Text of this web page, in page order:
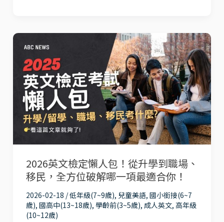
戲
讓
孩
子
愛
上
語！
51Talk
試
聽
2026英文檢定懶人包！從升學到職場、
移民，全方位破解哪一項最適合你！
2026-02-18 /低年級(7~9歲), 兒童美語, 國小銜接(6~7
歲), 國高中(13~18歲), 學齡前(3~5歲), 成人英文, 高年級
(10~12歲)
英
文
檢
定
懶
人
包！
從
升
學
到